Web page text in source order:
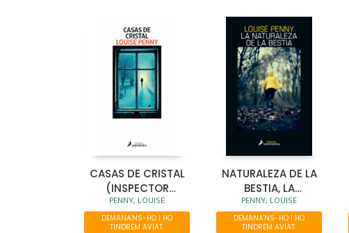
CASAS DE CRISTAL
(INSPECTOR
ARMAND GAMACHE
13)
PENNY, LOUISE
DEMANA'NS-HO I HO
TINDREM AVIAT.
NATURALEZA DE LA
BESTIA, LA
(GAMACHE 11)
PENNY, LOUISE
DEMANA'NS-HO I HO
TINDREM AVIAT.